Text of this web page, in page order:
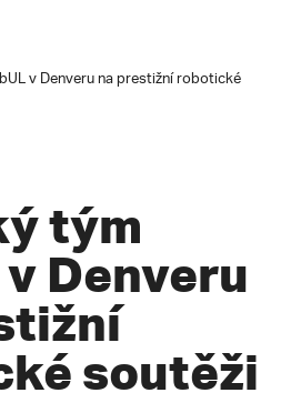
v Denveru na prestižní robotické
tým
v Denveru
soutěži